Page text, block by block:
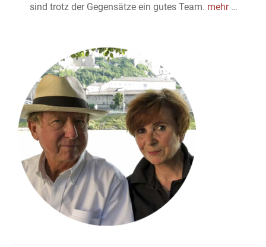
sind trotz der Gegensätze ein gutes Team. mehr …